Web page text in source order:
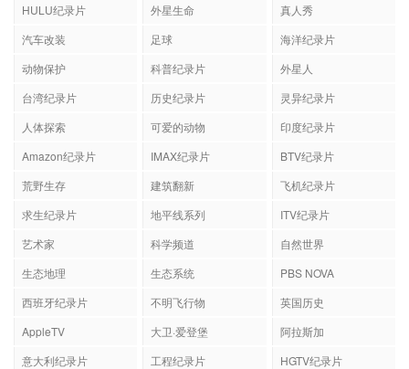
HULU纪录片
外星生命
真人秀
汽车改装
足球
海洋纪录片
动物保护
科普纪录片
外星人
台湾纪录片
历史纪录片
灵异纪录片
人体探索
可爱的动物
印度纪录片
Amazon纪录片
IMAX纪录片
BTV纪录片
荒野生存
建筑翻新
飞机纪录片
求生纪录片
地平线系列
ITV纪录片
艺术家
科学频道
自然世界
生态地理
生态系统
PBS NOVA
西班牙纪录片
不明飞行物
英国历史
AppleTV
大卫·爱登堡
阿拉斯加
意大利纪录片
工程纪录片
HGTV纪录片